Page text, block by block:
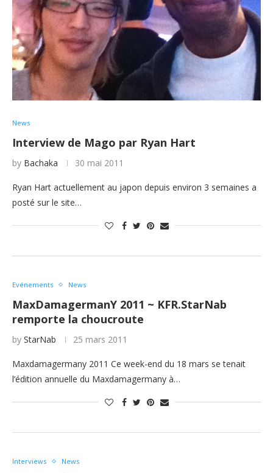
News
Interview de Mago par Ryan Hart
by Bachaka 30 mai 2011
Ryan Hart actuellement au japon depuis environ 3 semaines a
posté sur le site…
Evénements News
MaxDamagermanY 2011 ~ KFR.StarNab
remporte la choucroute
by StarNab 25 mars 2011
Maxdamagermany 2011 Ce week-end du 18 mars se tenait
l’édition annuelle du Maxdamagermany à…
Interviews News